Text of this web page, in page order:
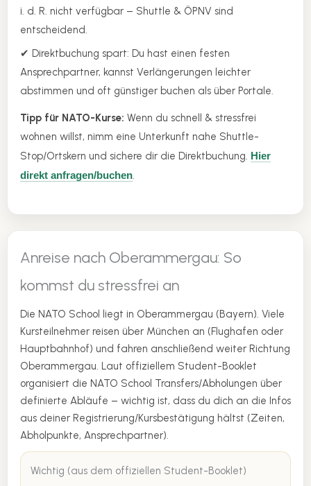
i. d. R. nicht verfügbar – Shuttle & ÖPNV sind
entscheidend.
✔ Direktbuchung spart: Du hast einen festen
Ansprechpartner, kannst Verlängerungen leichter
abstimmen und oft günstiger buchen als über Portale.
Tipp für NATO-Kurse: Wenn du schnell & stressfrei
wohnen willst, nimm eine Unterkunft nahe Shuttle-
Stop/Ortskern und sichere dir die Direktbuchung. Hier
direkt anfragen/buchen.
Anreise nach Oberammergau: So
kommst du stressfrei an
Die NATO School liegt in Oberammergau (Bayern). Viele
Kursteilnehmer reisen über München an (Flughafen oder
Hauptbahnhof) und fahren anschließend weiter Richtung
Oberammergau. Laut offiziellem Student-Booklet
organisiert die NATO School Transfers/Abholungen über
definierte Abläufe – wichtig ist, dass du dich an die Infos
aus deiner Registrierung/Kursbestätigung hältst (Zeiten,
Abholpunkte, Ansprechpartner).
Wichtig (aus dem offiziellen Student-Booklet)